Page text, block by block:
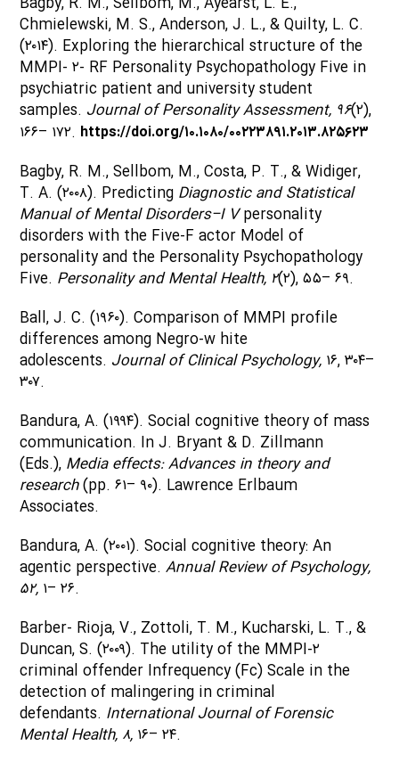
Chmielewski, M. S., Anderson, J. L., & Quilty, L. C.
(۲۰۱۴). Exploring the hierarchical structure of the
MMPI- ۲- RF Personality Psychopathology Five in
psychiatric patient and university student
samples. Journal of Personality Assessment, ۹۶(۲),
۱۶۶– ۱۷۲. https://doi.org/۱۰.۱۰۸۰/۰۰۲۲۳۸۹۱.۲۰۱۳.۸۲۵۶۲۳
Bagby, R. M., Sellbom, M., Costa, P. T., & Widiger,
T. A. (۲۰۰۸). Predicting Diagnostic and Statistical
Manual of Mental Disorders–I Vpersonality
disorders with the Five-F actor Model of
personality and the Personality Psychopathology
Five. Personality and Mental Health, ۲(۲), ۵۵– ۶۹.
Ball, J. C. (۱۹۶۰). Comparison of MMPI profile
differences among Negro-w hite
adolescents. Journal of Clinical Psychology, ۱۶, ۳۰۴–
۳۰۷.
Bandura, A. (۱۹۹۴). Social cognitive theory of mass
communication. In J. Bryant & D. Zillmann
(Eds.), Media effects: Advances in theory and
research(pp. ۶۱– ۹۰). Lawrence Erlbaum
Associates.
Bandura, A. (۲۰۰۱). Social cognitive theory: An
agentic perspective.Annual Review of Psychology,
۵۲, ۱– ۲۶.
Barber- Rioja, V., Zottoli, T. M., Kucharski, L. T., &
Duncan, S. (۲۰۰۹). The utility of the MMPI-۲
criminal offender Infrequency (Fc) Scale in the
detection of malingering in criminal
defendants. International Journal of Forensic
Mental Health, ۸, ۱۶– ۲۴.